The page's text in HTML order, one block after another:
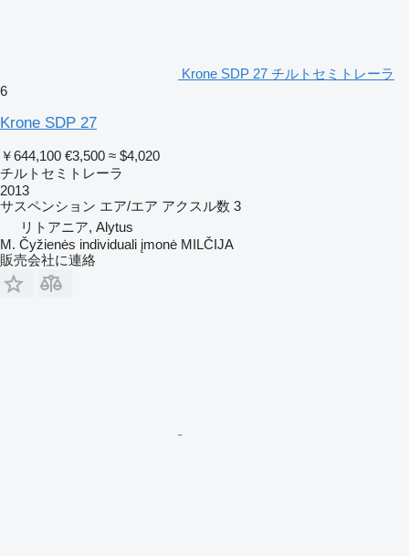
Krone SDP 27 チルトセミトレーラ
6
Krone SDP 27
￥644,100 €3,500 ≈ $4,020
チルトセミトレーラ
2013
サスペンション エア/エア アクスル数 3
リトアニア, Alytus
M. Čyžienės individuali įmonė MILČIJA
販売会社に連絡